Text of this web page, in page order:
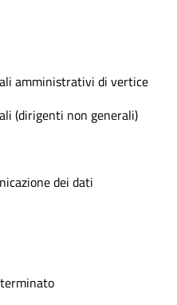
amministrativi di vertice
(dirigenti non generali)
dei dati